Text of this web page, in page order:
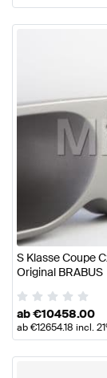
S Klasse Coupe
Original BRABUS
ab€10458.00
ab€12654.18 incl.